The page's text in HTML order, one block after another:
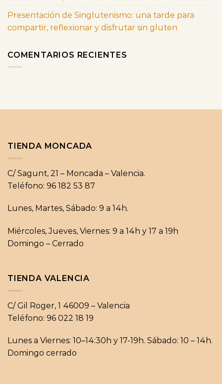
Presentación de Singlutenismo: una tarde para
compartir, reflexionar y disfrutar sin gluten
COMENTARIOS RECIENTES
TIENDA MONCADA
C/ Sagunt, 21 – Moncada – Valencia.
Teléfono: 96 182 53 87
Lunes, Martes, Sábado: 9 a 14h.
Miércoles, Jueves, Viernes: 9 a 14h y 17 a 19h
Domingo – Cerrado
TIENDA VALENCIA
C/ Gil Roger, 1 46009 – Valencia
Teléfono: 96 022 18 19
Lunes a Viernes: 10–14:30h y 17-19h. Sábado: 10 – 14h.
Domingo cerrado